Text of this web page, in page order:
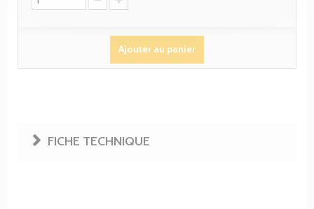
Ajouter au panier
FICHE TECHNIQUE